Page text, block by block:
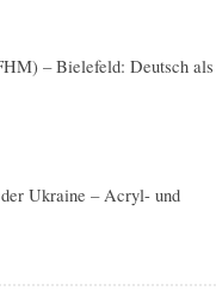
– Bielefeld: Deutsch als
Ukraine – Acryl- und